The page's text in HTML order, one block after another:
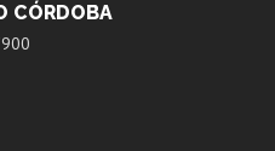
CÓRDOBA